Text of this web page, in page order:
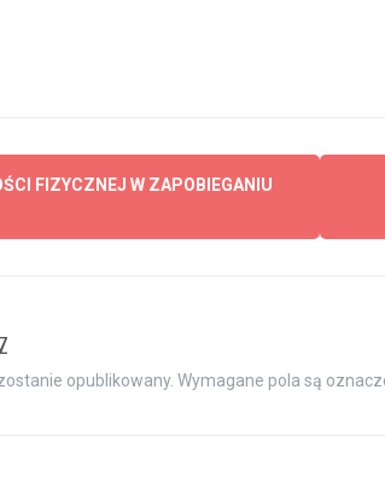
FIZYCZNEJ W ZAPOBIEGANIU
opublikowany. Wymagane pola są